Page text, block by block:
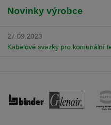
Novinky výrobce
27.09.2023
Kabelové svazky pro komunální